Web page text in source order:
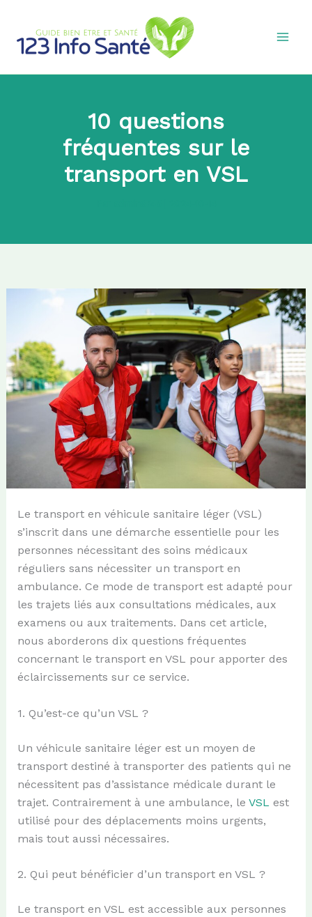
contenu
10 questions
fréquentes sur le
transport en VSL
Le transport en véhicule sanitaire léger (VSL)
s’inscrit dans une démarche essentielle pour les
personnes nécessitant des soins médicaux
réguliers sans nécessiter un transport en
ambulance. Ce mode de transport est adapté pour
les trajets liés aux consultations médicales, aux
examens ou aux traitements. Dans cet article,
nous aborderons dix questions fréquentes
concernant le transport en VSL pour apporter des
éclaircissements sur ce service.
1. Qu’est-ce qu’un VSL ?
Un véhicule sanitaire léger est un moyen de
transport destiné à transporter des patients qui ne
nécessitent pas d’assistance médicale durant le
trajet. Contrairement à une ambulance, le VSL est
utilisé pour des déplacements moins urgents,
mais tout aussi nécessaires.
2. Qui peut bénéficier d’un transport en VSL ?
Le transport en VSL est accessible aux personnes